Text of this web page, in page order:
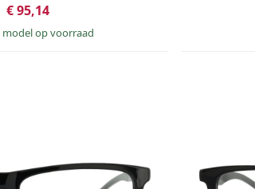
€ 95,14
model op voorraad